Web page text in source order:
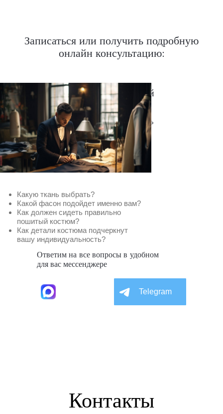
Записаться или получить подробную
онлайн консультацию:
Какую ткань выбрать?
Какой фасон подойдет именно вам?
Как должен сидеть правильно
пошитый костюм?
Как детали костюма подчеркнут
вашу индивидуальность?
Ответим на все вопросы в удобном
для вас мессенджере
Telegram
Пройдите тест и узнайте стоимость
пошива костюма по фигуре
Нужен отлично сидящий
костюм для офиса?
Контакты